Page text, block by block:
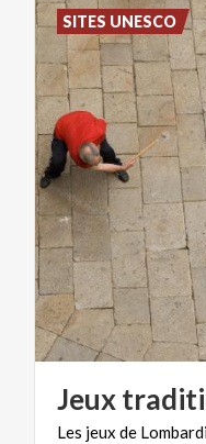
Jeux
Les jeux de
SITES UNESCO